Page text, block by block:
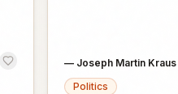
— Joseph Martin Kraus
Politics